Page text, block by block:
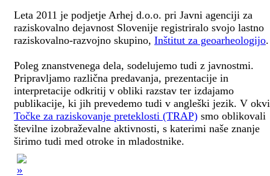
Leta 2011 je podjetje Arhej d.o.o. pri Javni agenciji za
raziskovalno dejavnost Slovenije registriralo svojo lastno
raziskovalno-razvojno skupino, Inštitut za geoarheologijo.
Poleg znanstvenega dela, sodelujemo tudi z javnostmi.
Pripravljamo različna predavanja, prezentacije in
interpretacije odkritij v obliki razstav ter izdajamo
publikacije, ki jih prevedemo tudi v angleški jezik. V
Točke za raziskovanje preteklosti (TRAP) smo oblikovali
številne izobraževalne aktivnosti, s katerimi naše znanje
širimo tudi med otroke in mladostnike.